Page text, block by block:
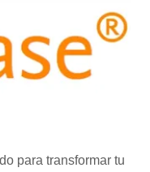
para transformar tu